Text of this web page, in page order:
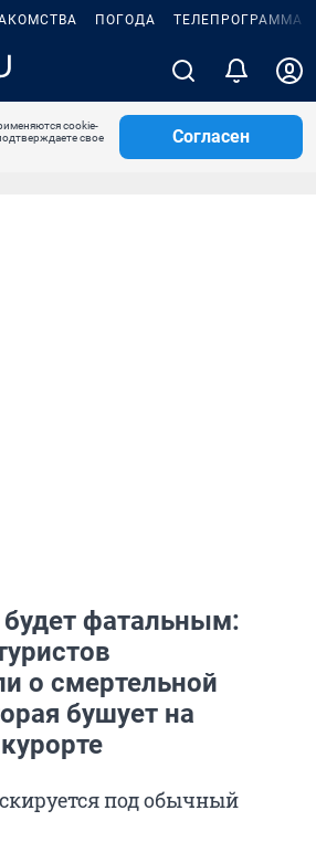
ПОГОДА ТЕЛЕПРОГРАММА
cookie-
свое
Согласен
фатальным:
о смертельной
бушует на
под обычный